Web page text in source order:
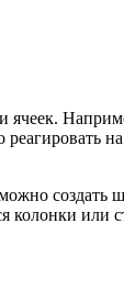
ячеек.
создать
или